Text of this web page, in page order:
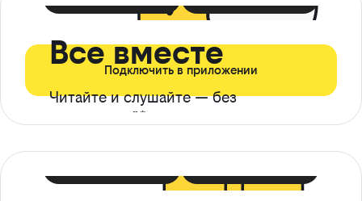
Все вместе
Читайте и слушайте — без
ограничений*
Подключить в приложении